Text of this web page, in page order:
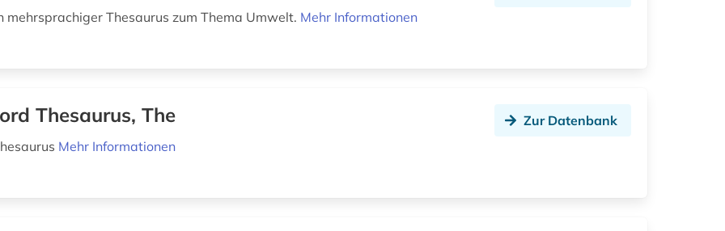
mehrsprachiger Thesaurus zum Thema Umwelt. Mehr Informationen
Thesaurus, The
Mehr Informationen
Zur Datenbank